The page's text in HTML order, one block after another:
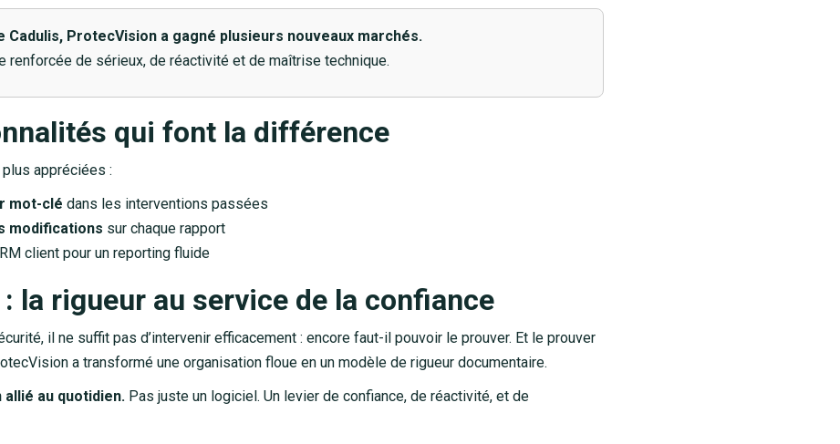
Cadulis, ProtecVision a gagné plusieurs nouveaux marchés.
renforcée de sérieux, de réactivité et de maîtrise technique.
qui font la différence
appréciées :
mot-clé dans les interventions passées
modifications sur chaque rapport
client pour un reporting fluide
la rigueur au service de la confiance
il ne suffit pas d’intervenir efficacement : encore faut-il pouvoir le prouver. Et le prouver
a transformé une organisation floue en un modèle de rigueur documentaire.
allié au quotidien.Pas juste un logiciel. Un levier de confiance, de réactivité, et de